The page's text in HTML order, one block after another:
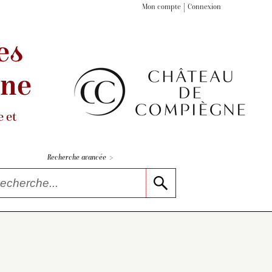
Mon compte Connexion
et
Recherche avancée >